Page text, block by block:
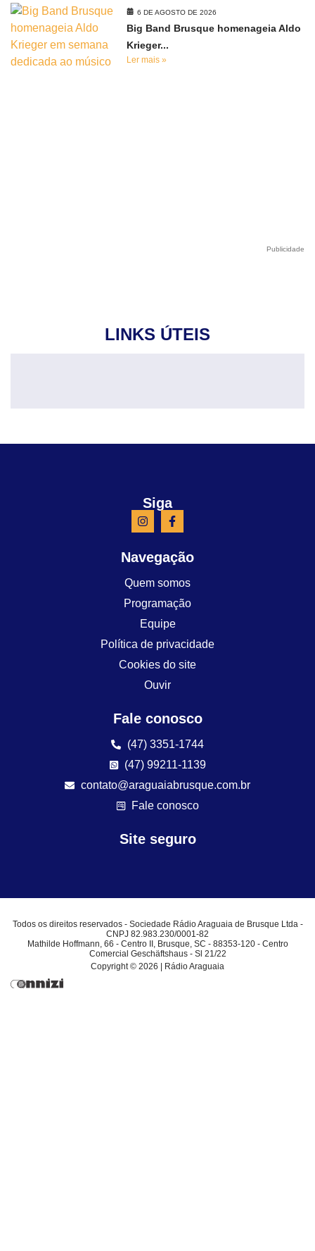
6 DE AGOSTO DE 2026
Big Band Brusque homenageia Aldo
Krieger...
Ler mais »
Publicidade
LINKS ÚTEIS
Siga
Navegação
Quem somos
Programação
Equipe
Política de privacidade
Cookies do site
Ouvir
Fale conosco
(47) 3351-1744
(47) 99211-1139
contato@araguaiabrusque.com.br
Fale conosco
Site seguro
Todos os direitos reservados - Sociedade Rádio Araguaia de Brusque Ltda -
CNPJ 82.983.230/0001-82
Mathilde Hoffmann, 66 - Centro II, Brusque, SC - 88353-120 - Centro
Comercial Geschäftshaus - Sl 21/22
Copyright © 2026 | Rádio Araguaia